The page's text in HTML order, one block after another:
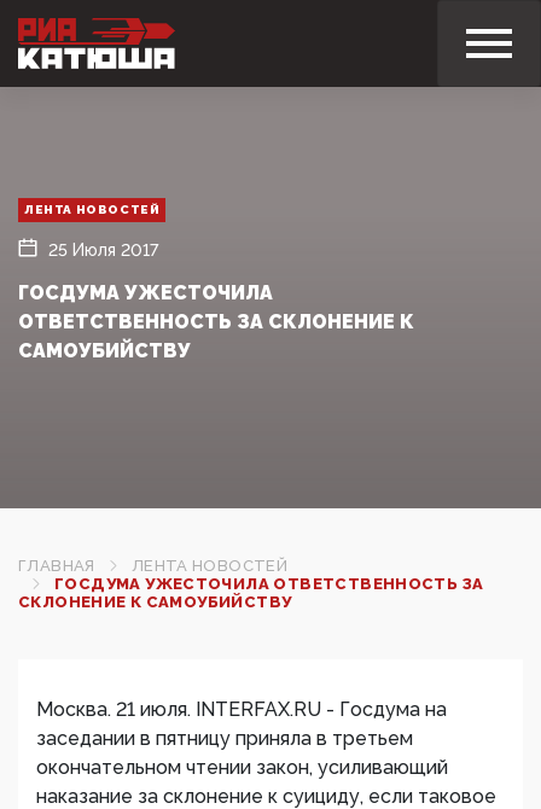
ЛЕНТА НОВОСТЕЙ
25 Июля 2017
ГОСДУМА УЖЕСТОЧИЛА
ОТВЕТСТВЕННОСТЬ ЗА СКЛОНЕНИЕ К
САМОУБИЙСТВУ
ГЛАВНАЯ
ЛЕНТА НОВОСТЕЙ
ГОСДУМА УЖЕСТОЧИЛА ОТВЕТСТВЕННОСТЬ ЗА
СКЛОНЕНИЕ К САМОУБИЙСТВУ
Москва. 21 июля. INTERFAX.RU - Госдума на
заседании в пятницу приняла в третьем
окончательном чтении закон, усиливающий
наказание за склонение к суициду, если таковое